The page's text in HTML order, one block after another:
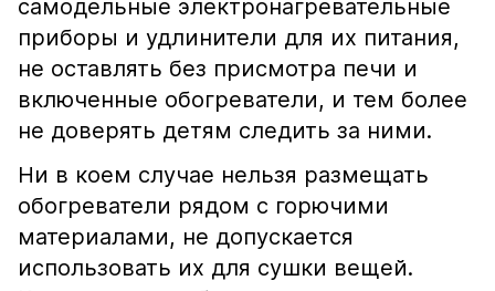
самодельные электронагревательные
приборы и удлинители для их питания,
не оставлять без присмотра печи и
включенные обогреватели, и тем более
не доверять детям следить за ними.
Ни в коем случае нельзя размещать
обогреватели рядом с горючими
материалами, не допускается
использовать их для сушки вещей.